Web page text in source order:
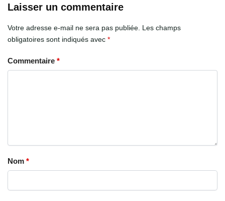
Laisser un commentaire
Votre adresse e-mail ne sera pas publiée. Les champs
obligatoires sont indiqués avec *
Commentaire *
Nom *